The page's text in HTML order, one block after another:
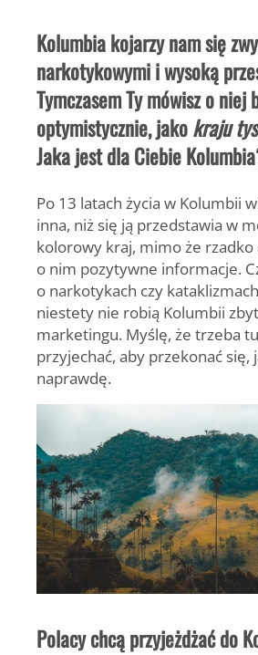
Kolumbia kojarzy nam się
narkotykowymi i wysoką
Tymczasem Ty mówisz o niej
optymistycznie, jakokraju
Jaka jest dla Ciebie
Po 13 latach życia w Kolumbii
inna, niż się ją przedstawia w
kolorowy kraj, mimo że rzadko
o nim pozytywne informacje.
o narkotykach czy
niestety nie robią Kolumbii
marketingu. Myślę, że trzeba
przyjechać, aby przekonać się,
naprawdę.
Polacy chcą przyjeżdżać do